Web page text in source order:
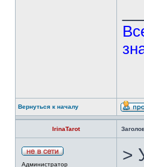
Вернуться к началу
IrinaTarot
Администратор
>